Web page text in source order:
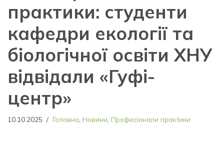
практики: студенти
кафедри екології та
біологічної освіти ХНУ
відвідали «Гуфі-
центр»
10.10.2025 Головна Новини Професіонали практики